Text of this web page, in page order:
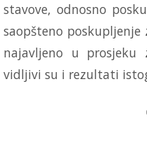
stavove, odnosno
saopšteno
najavljeno u
vidljivi su i rezultati